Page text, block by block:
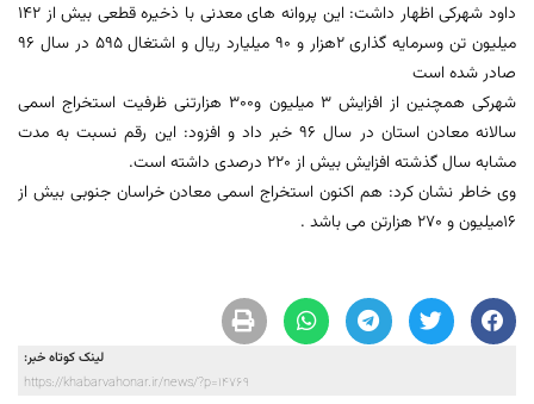
داود شهرکی اظهار داشت: این پروانه های معدنی با ذخیره قطعی بیش از 142
میلیون تن وسرمایه گذاری 2هزار و 90 میلیارد ریال و اشتغال 595 در سال 96
صادر شده است
شهرکی همچنین از افزایش 3 میلیون و300 هزارتنی ظرفیت استخراج اسمی
سالانه معادن استان در سال 96 خبر داد و افزود: این رقم نسبت به مدت
مشابه سال گذشته افزایش بیش از 220 درصدی داشته است.
وی خاطر نشان کرد: هم اکنون استخراج اسمی معادن خراسان جنوبی بیش از
16میلیون و 270 هزارتن می باشد .
لینک کوتاه خبر:
https://khabarvahonar.ir/news/?p=14769